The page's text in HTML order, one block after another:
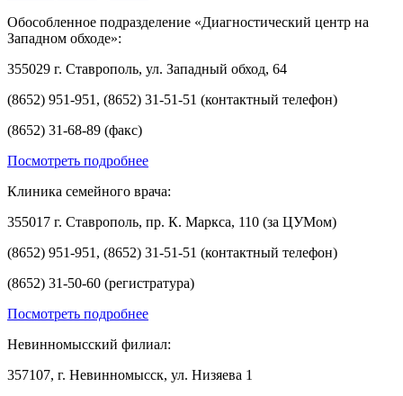
Обособленное подразделение «Диагностический центр на
Западном обходе»:
355029 г. Ставрополь, ул. Западный обход, 64
(8652) 951-951, (8652) 31-51-51 (контактный телефон)
(8652) 31-68-89 (факс)
Посмотреть подробнее
Клиника семейного врача:
355017 г. Ставрополь, пр. К. Маркса, 110 (за ЦУМом)
(8652) 951-951, (8652) 31-51-51 (контактный телефон)
(8652) 31-50-60 (регистратура)
Посмотреть подробнее
Невинномысский филиал:
357107, г. Невинномысск, ул. Низяева 1